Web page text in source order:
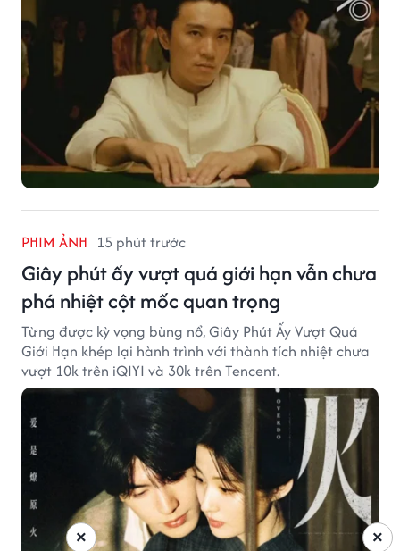
PHIM ẢNH 15 phút trước
Giây phút ấy vượt quá giới hạn vẫn chưa
phá nhiệt cột mốc quan trọng
Từng được kỳ vọng bùng nổ, Giây Phút Ấy Vượt Quá
Giới Hạn khép lại hành trình với thành tích nhiệt chưa
vượt 10k trên iQIYI và 30k trên Tencent.
×
×